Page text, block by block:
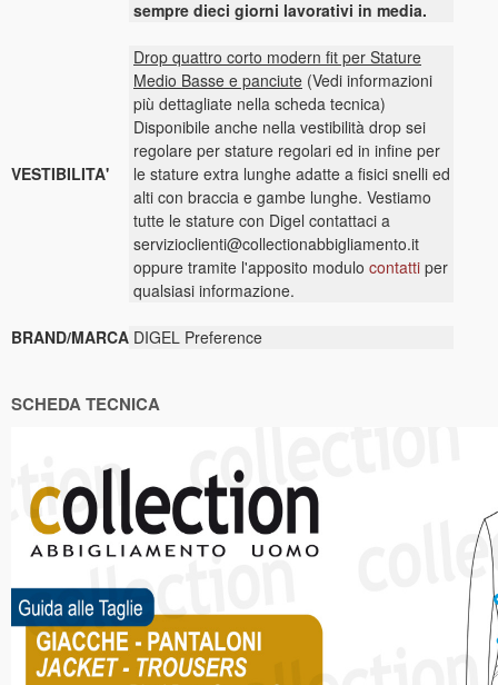
sempre dieci giorni lavorativi in media.
VESTIBILITA'
Drop quattro corto modern fit per Stature
Medio Basse e panciute (Vedi informazioni
più dettagliate nella scheda tecnica)
Disponibile anche nella vestibilità drop sei
regolare per stature regolari ed in infine per
le stature extra lunghe adatte a fisici snelli ed
alti con braccia e gambe lunghe. Vestiamo
tutte le stature con Digel contattaci a
servizioclienti@collectionabbigliamento.it
oppure tramite l'apposito modulo contatti per
qualsiasi informazione.
BRAND/MARCA DIGEL Preference
SCHEDA TECNICA